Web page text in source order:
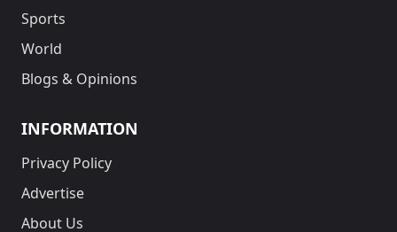
Sports
World
Blogs & Opinions
INFORMATION
Privacy Policy
Advertise
About Us